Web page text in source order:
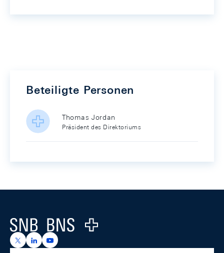
Beteiligte Personen
Thomas Jordan
Präsident des Direktoriums
Logo
https://x.com/snb_bns
https://ch.linkedin.com/company/swiss-national-
https://www.youtube.com/@swissnationalbank